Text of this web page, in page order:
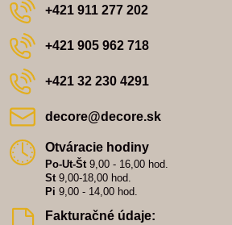
+421 911 277 202
+421 905 962 718
+421 32 230 4291
decore​@decore​.sk
Otváracie hodiny
Po-Ut-Št9,00 - 16,00 hod.
St9,00-18,00 hod.
Pi 9,00 - 14,00 hod.
Fakturačné údaje: